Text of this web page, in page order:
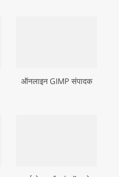
ऑनलाइन GIMP संपादक